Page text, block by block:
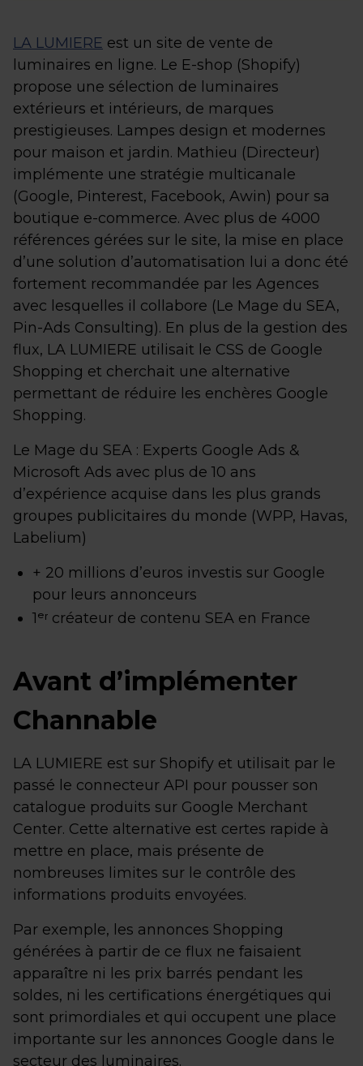
LA LUMIERE est un site de vente de
luminaires en ligne. Le E-shop (Shopify)
propose une sélection de luminaires
extérieurs et intérieurs, de marques
prestigieuses. Lampes design et modernes
pour maison et jardin. Mathieu (Directeur)
implémente une stratégie multicanale
(Google, Pinterest, Facebook, Awin) pour sa
boutique e-commerce. Avec plus de 4000
références gérées sur le site, la mise en place
d’une solution d’automatisation lui a donc été
fortement recommandée par les Agences
avec lesquelles il collabore (Le Mage du SEA,
Pin-Ads Consulting). En plus de la gestion des
flux, LA LUMIERE utilisait le CSS de Google
Shopping et cherchait une alternative
permettant de réduire les enchères Google
Shopping.
Le Mage du SEA : Experts Google Ads &
Microsoft Ads avec plus de 10 ans
d’expérience acquise dans les plus grands
groupes publicitaires du monde (WPP, Havas,
Labelium)
+ 20 millions d’euros investis sur Google
pour leurs annonceurs
1ᵉʳ créateur de contenu SEA en France
Avant d’implémenter
Channable
LA LUMIERE est sur Shopify et utilisait par le
passé le connecteur API pour pousser son
catalogue produits sur Google Merchant
Center. Cette alternative est certes rapide à
mettre en place, mais présente de
nombreuses limites sur le contrôle des
informations produits envoyées.
Par exemple, les annonces Shopping
générées à partir de ce flux ne faisaient
apparaître ni les prix barrés pendant les
soldes, ni les certifications énergétiques qui
sont primordiales et qui occupent une place
importante sur les annonces Google dans le
secteur des luminaires.